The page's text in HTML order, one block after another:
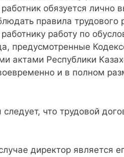
обязуется лично
правила трудового
работу по
предусмотренные
актами Республики
и в полном
что трудовой
директор является